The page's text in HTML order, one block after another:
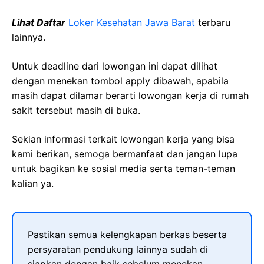
Lihat Daftar Loker Kesehatan Jawa Barat terbaru
lainnya.
Untuk deadline dari lowongan ini dapat dilihat
dengan menekan tombol apply dibawah, apabila
masih dapat dilamar berarti lowongan kerja di rumah
sakit tersebut masih di buka.
Sekian informasi terkait lowongan kerja yang bisa
kami berikan, semoga bermanfaat dan jangan lupa
untuk bagikan ke sosial media serta teman-teman
kalian ya.
Pastikan semua kelengkapan berkas beserta
persyaratan pendukung lainnya sudah di